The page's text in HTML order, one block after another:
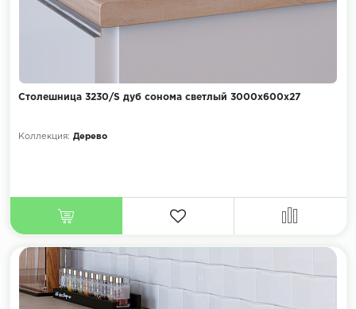
Столешница 3230/S дуб сонома светлый 3000х600х27
Коллекция: Дерево